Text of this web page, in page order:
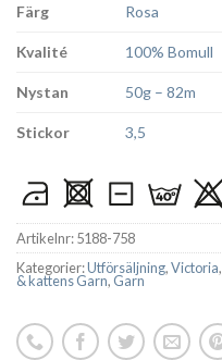
Färg Rosa
Kvalité 100% Bomull
Nystan 50g – 82m
Stickor 3,5
Artikelnr:5188-758
Kategorier:Utförsäljning,Victoria,
& kattens Garn, Garn